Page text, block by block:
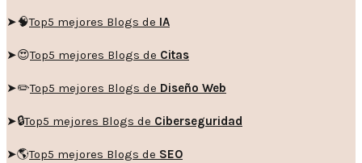
➤🧠Top5 mejores Blogs de IA
➤😍Top5 mejores Blogs de Citas
➤✏️Top5 mejores Blogs de Diseño Web
➤🔒Top5 mejores Blogs de Ciberseguridad
➤🌎Top5 mejores Blogs de SEO